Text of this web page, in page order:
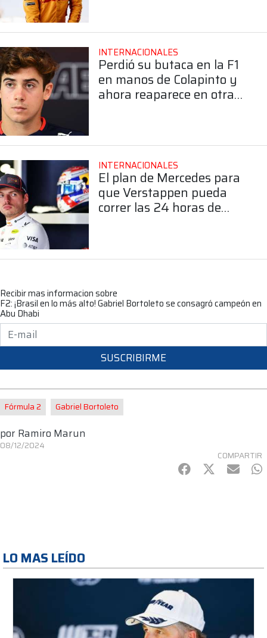
INTERNACIONALES
Perdió su butaca en la F1
en manos de Colapinto y
ahora reaparece en otra
INTERNACIONALES
El plan de Mercedes para
que Verstappen pueda
correr las 24 horas de
Recibir mas informacion sobre
F2: ¡Brasil en lo más alto! Gabriel Bortoleto se consagró campeón en
Abu Dhabi
SUSCRIBIRME
Fórmula 2 Gabriel Bortoleto
por Ramiro Marun
08/12/2024
COMPARTIR
Facebook
Twitter
mail
LO MAS LEÍDO